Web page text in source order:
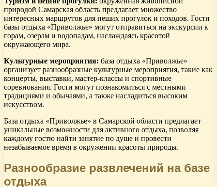
природой Самарская область предлагает множество
интересных маршрутов для пеших прогулок и походов. Гости
базы отдыха «Приволжье» могут отправиться на экскурсии к
горам, озерам и водопадам, наслаждаясь красотой
окружающего мира.
Культурные мероприятия: база отдыха «Приволжье»
организует разнообразные культурные мероприятия, такие как
концерты, выставки, мастер-классы и спортивные
соревнования. Гости могут познакомиться с местными
традициями и обычаями, а также насладиться высоким
искусством.
База отдыха «Приволжье» в Самарской области предлагает
уникальные возможности для активного отдыха, позволяя
каждому гостю найти занятие по душе и провести
незабываемое время в окружении красоты природы.
Разнообразие развлечений на базе
отдыха